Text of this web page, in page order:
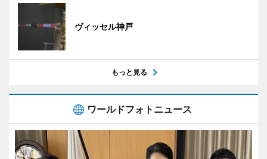
ヴィッセル神戸
もっと見る
ワールドフォトニュース